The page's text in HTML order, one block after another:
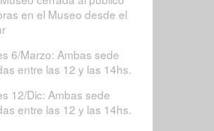
en el Museo desde el
6/Marzo: Ambas sede
entre las 12 y las 14hs.
12/Dic: Ambas sede
entre las 12 y las 14hs.